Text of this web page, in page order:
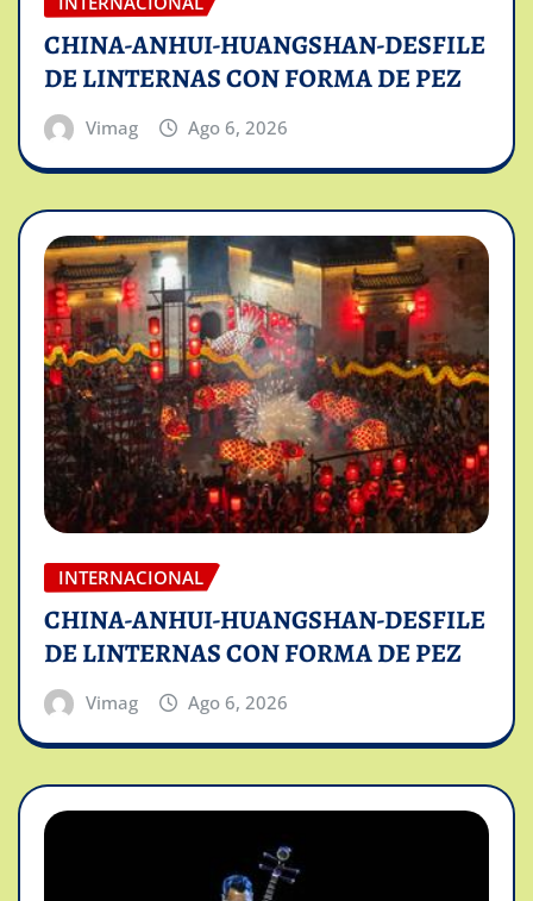
CHINA-ANHUI-HUANGSHAN-DESFILE
DE LINTERNAS CON FORMA DE PEZ
Vimag Ago 6, 2026
INTERNACIONAL
CHINA-ANHUI-HUANGSHAN-DESFILE
DE LINTERNAS CON FORMA DE PEZ
Vimag Ago 6, 2026